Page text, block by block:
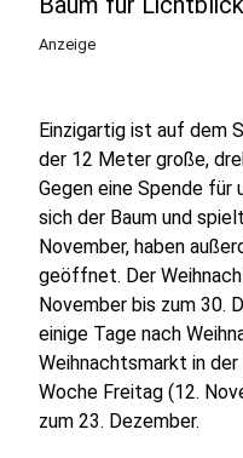
Anzeige
Einzigartig ist auf dem
der 12 Meter große,
Gegen eine Spende für
sich der Baum und
November, haben
geöffnet. Der
November bis zum 30.
einige Tage nach
Weihnachtsmarkt in
Woche Freitag (12.
zum 23. Dezember.